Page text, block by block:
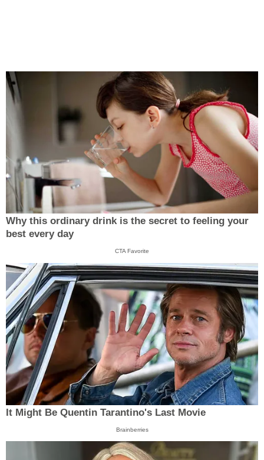
Why this ordinary drink is the secret to feeling your
best every day
CTA Favorite
It Might Be Quentin Tarantino's Last Movie
Brainberries